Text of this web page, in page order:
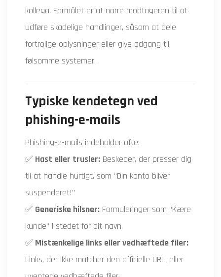
kollega. Formålet er at narre modtageren til at
udføre skadelige handlinger, såsom at dele
fortrolige oplysninger eller give adgang til
følsomme systemer.
Typiske kendetegn ved
phishing-e-mails
Phishing-e-mails indeholder ofte:
✅ Hast eller trusler: Beskeder, der presser dig
til at handle hurtigt, som “Din konto bliver
suspenderet!”
✅ Generiske hilsner: Formuleringer som “Kære
kunde” i stedet for dit navn.
✅ Mistænkelige links eller vedhæftede filer:
Links, der ikke matcher den officielle URL, eller